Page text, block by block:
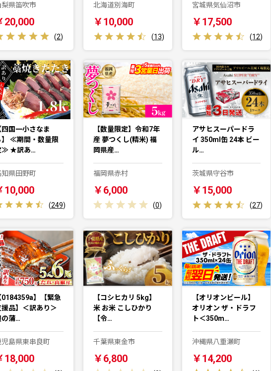
梨県笛吹市
20,000
(2)
北海道別海町
￥10,000
(13)
宮城県気仙沼市
￥17,500
(12)
四国一小さなま
】 ≪期間・数量限
≫ ★訳あ…
知県田野町
10,000
(249)
【数量限定】令和7年
産 夢つくし(精米) 福
岡県産…
福岡県赤村
￥6,000
(0)
アサヒスーパードラ
イ 350ml缶 24本 ビー
ル…
茨城県守谷市
￥15,000
(27)
0184359a】【緊急
援品】＜訳あり＞
の蒲…
児島県東串良町
18,000
【コシヒカリ 5kg】
米 お米 こしひかり
【令…
千葉県東金市
￥6,800
【オリオンビール】
オリオン ザ・ドラフ
ト＜350m…
沖縄県八重瀬町
￥14,200